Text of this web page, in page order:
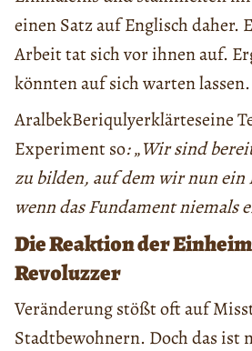
einen Satz auf Englisch daher.
Arbeit tat sich vor ihnen auf.
könnten auf sich warten lassen.
AralbekBeriqulyerklärteseine
Experiment so:„Wir sind
zu bilden, auf dem wir nun ein
wenn das Fundament niemals
Die Reaktion der
Revoluzzer
Veränderung stößt oft auf
Stadtbewohnern. Doch das ist